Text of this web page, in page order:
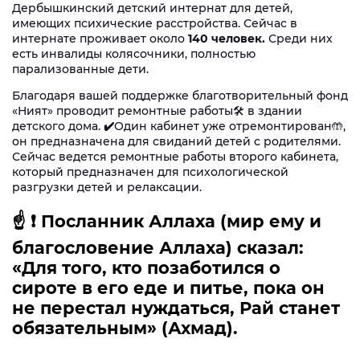
Дербышкинский детский интернат для детей,
имеющих психические расстройства. Сейчас в
интернате проживает около 140 человек. Среди них
есть инвалиды колясочники, полностью
парализованные дети.
Благодаря вашей поддержке благотворительный фонд
«Ният» проводит ремонтные работы🛠 в здании
детского дома. ✔️Один кабинет уже отремонтирован🤲,
он предназначена для свиданий детей с родителями.
Сейчас ведется ремонтные работы второго кабинета,
который предназначен для психологической
разгрузки детей и релаксации.
☝️ ❗️ Посланник Аллаха (мир ему и
благословение Аллаха) сказал:
«Для того, кто позаботился о
сироте в его еде и питье, пока он
не перестал нуждаться, Рай станет
обязательным» (Ахмад).